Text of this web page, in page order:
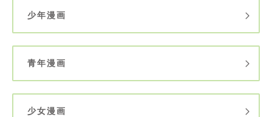
少年漫画
青年漫画
少女漫画